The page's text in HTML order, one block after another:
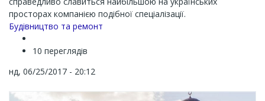
просторах компанією подібної спеціалізації.
Channel
Будівництво та ремонт
10 переглядів
нд, 06/25/2017 - 20:12